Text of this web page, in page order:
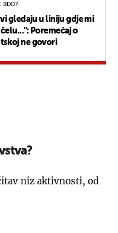
BDD?
gledaju u liniju gdje mi
Poremećaj o
ne govori
niz aktivnosti, od